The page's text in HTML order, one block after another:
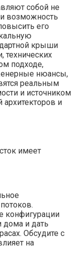
собой не
возможность
его
крыши
технических
подходе,
нюансы,
реальным
и источником
и
имеет
конфигурации
дома и дать
Обсудите с
на